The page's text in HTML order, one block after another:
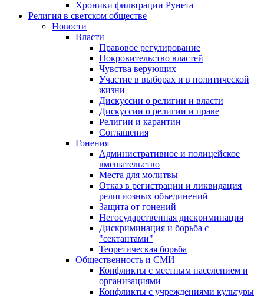
Хроники фильтрации Рунета
Религия в светском обществе
Новости
Власти
Правовое регулирование
Покровительство властей
Чувства верующих
Участие в выборах и в политической
жизни
Дискуссии о религии и власти
Дискуссии о религии и праве
Религии и карантин
Соглашения
Гонения
Административное и полицейское
вмешательство
Места для молитвы
Отказ в регистрации и ликвидация
религиозных объединений
Защита от гонений
Негосударственная дискриминация
Дискриминация и борьба с
"сектантами"
Теоретическая борьба
Общественность и СМИ
Конфликты с местным населением и
организациями
Конфликты с учреждениями культуры